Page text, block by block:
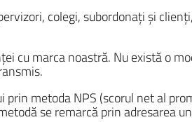
colegi, subordonați și
cu marca noastră. Nu există o
metoda NPS (scorul net al
se remarcă prin adresarea